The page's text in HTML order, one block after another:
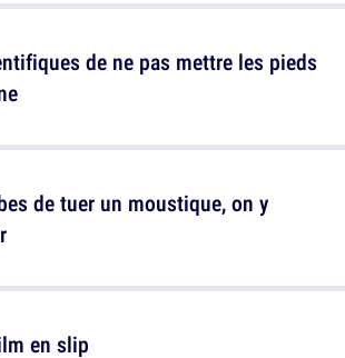
de ne pas mettre les pieds
en slip
de tuer un moustique, on y